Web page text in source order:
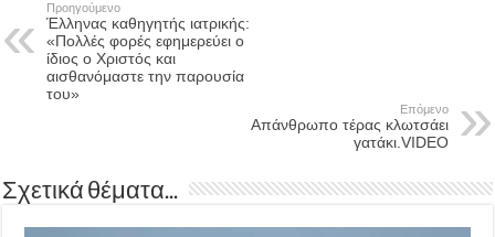
Προηγούμενο
Έλληνας καθηγητής ιατρικής:
«Πολλές φορές εφημερεύει ο
ίδιος ο Χριστός και
αισθανόμαστε την παρουσία
του»
Επόμενο
Απάνθρωπο τέρας κλωτσάει
γατάκι.VIDEO
Σχετικά θέματα...